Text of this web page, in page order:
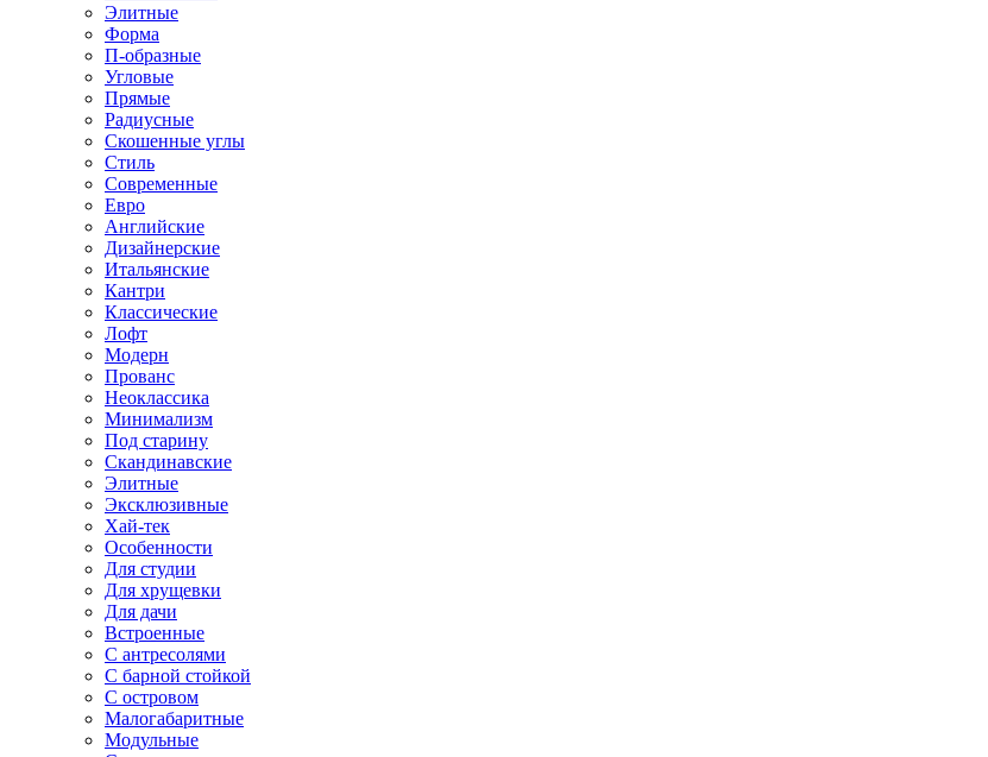
Элитные
Форма
П-образные
Угловые
Прямые
Радиусные
Скошенные углы
Стиль
Современные
Евро
Английские
Дизайнерские
Итальянские
Кантри
Классические
Лофт
Модерн
Прованс
Неоклассика
Минимализм
Под старину
Скандинавские
Элитные
Эксклюзивные
Хай-тек
Особенности
Для студии
Для хрущевки
Для дачи
Встроенные
С антресолями
С барной стойкой
С островом
Малогабаритные
Модульные